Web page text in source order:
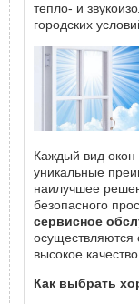
тепло- и
городских
Каждый вид окон
уникальные
наилучшее
безопасного
сервисное
осуществляются
высокое
Как выбрать